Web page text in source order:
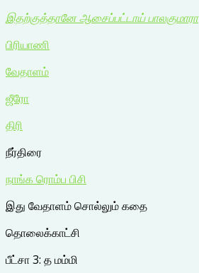
இதற்குத்தானே ஆசைப்பட்டாய் பாலகுமாரா
பிரியாணி
வேதாளம்
ஜீரோ
திரி
நீர்திரை
நாங்க ரொம்ப பிசி
இது வேதாளம் சொல்லும் கதை
தொலைக்காட்சி
பீட்சா 3: த மம்மி